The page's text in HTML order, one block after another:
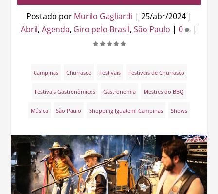
Postado por Murilo Gagliardi | 25/abr/2024|
Abril, Agenda, Giro pelo Brasil, São Paulo | 0 |
Campinas Churrasco Festivais Festivais de Churrasco
Festivais Gastronômicos Gastronomia Mestres do BBQ
Música São Paulo Shopping Iguatemi Campinas Shows